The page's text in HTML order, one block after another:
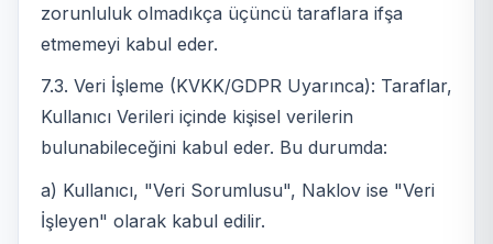
zorunluluk olmadıkça üçüncü taraflara ifşa
etmemeyi kabul eder.
7.3. Veri İşleme (KVKK/GDPR Uyarınca): Taraflar,
Kullanıcı Verileri içinde kişisel verilerin
bulunabileceğini kabul eder. Bu durumda:
a) Kullanıcı, "Veri Sorumlusu", Naklov ise "Veri
İşleyen" olarak kabul edilir.